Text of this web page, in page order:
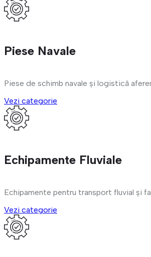
Piese Navale
Piese de schimb navale și logistică
Vezi categorie
Echipamente Fluviale
Echipamente pentru transport fluvial și
Vezi categorie